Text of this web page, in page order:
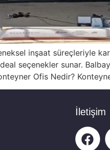
inşaat süreçleriyle
seçenekler sunar.
Ofis Nedir?
İletişim